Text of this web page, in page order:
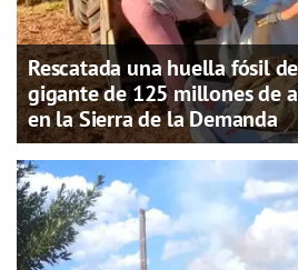
Rescatada una huella fósil
gigante de 125 millones de
en la Sierra de la Demanda